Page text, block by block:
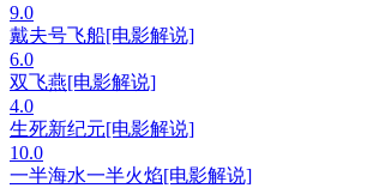
9.0
戴夫号飞船[电影解说]
6.0
双飞燕[电影解说]
4.0
生死新纪元[电影解说]
10.0
一半海水一半火焰[电影解说]